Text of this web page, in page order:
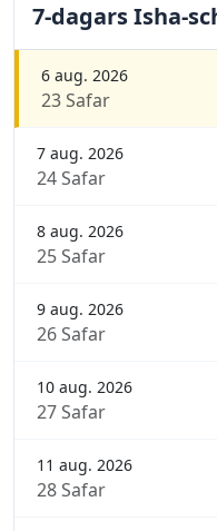
7-dagars Isha-
6 aug. 2026
23 Safar
7 aug. 2026
24 Safar
8 aug. 2026
25 Safar
9 aug. 2026
26 Safar
10 aug. 2026
27 Safar
11 aug. 2026
28 Safar